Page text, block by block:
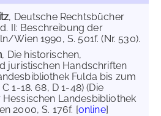
, Deutsche Rechtsbücher
II: Beschreibung der
Wien 1990, S. 501f. (Nr. 530).
, Die historischen,
juristischen Handschriften
Fulda bis zum
1-18. 68, D 1-48) (Die
Landesbibliothek
2000, S. 176f. [online]